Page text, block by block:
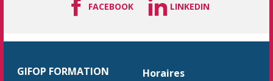
FACEBOOK LINKEDIN
GIFOP FORMATION Horaires